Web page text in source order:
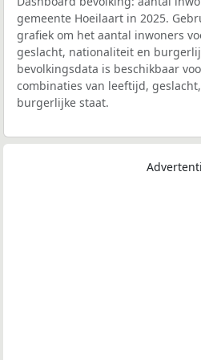
gemeente Hoeilaart in 2025.
grafiek om het aantal inwoners
geslacht, nationaliteit en
bevolkingsdata is beschikbaar
combinaties van leeftijd,
burgerlijke staat.